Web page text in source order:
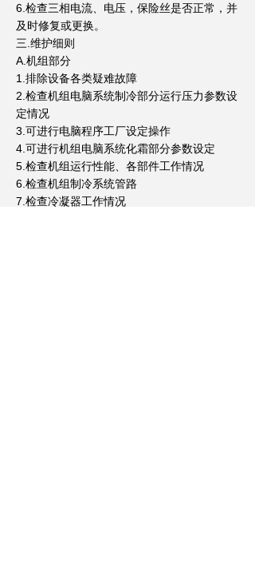
6.检查三相电流、电压，保险丝是否正常，并
及时修复或更换。
三.维护细则
A.机组部分
1.排除设备各类疑难故障
2.检查机组电脑系统制冷部分运行压力参数设
定情况
3.可进行电脑程序工厂设定操作
4.可进行机组电脑系统化霜部分参数设定
5.检查机组运行性能、各部件工作情况
6.检查机组制冷系统管路
7.检查冷凝器工作情况